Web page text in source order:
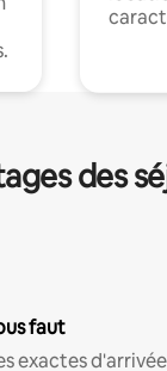
des
faut
exactes